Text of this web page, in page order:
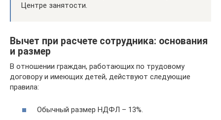
Центре занятости.
Вычет при расчете сотрудника: основания
и размер
В отношении граждан, работающих по трудовому
договору и имеющих детей, действуют следующие
правила:
Обычный размер НДФЛ – 13%.